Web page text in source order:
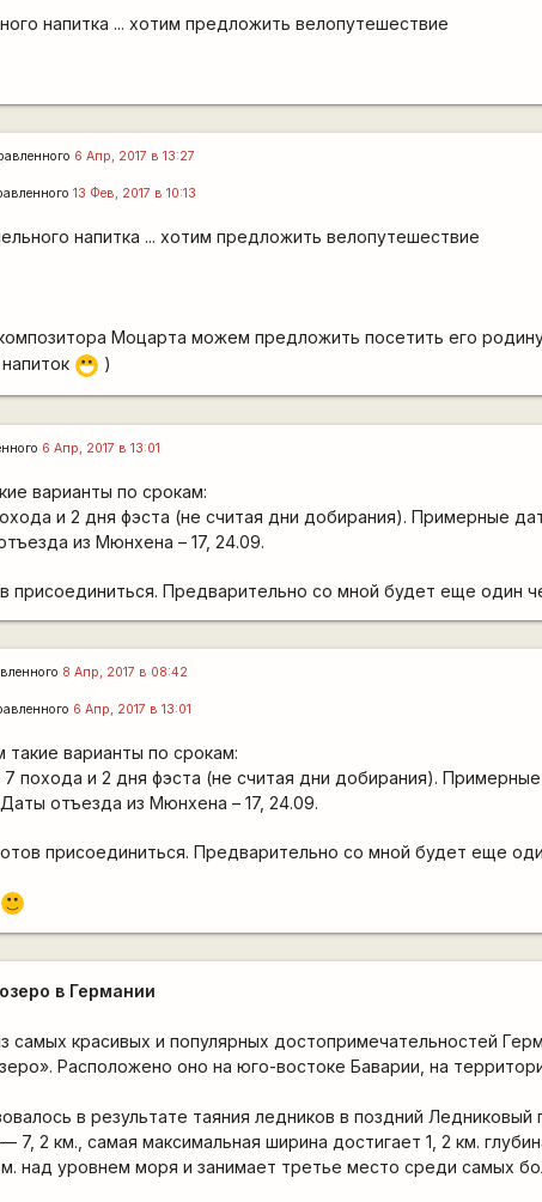
напитка ... хотим предложить велопутешествие
6 Апр, 2017 в 13:27
13 Фев, 2017 в 10:13
напитка ... хотим предложить велопутешествие
Моцарта можем предложить посетить его
:D )
6 Апр, 2017 в 13:01
варианты по срокам:
и 2 дня фэста (не считая дни добирания). Примерные
из Мюнхена – 17, 24.09.
присоединиться. Предварительно со мной будет еще один
8 Апр, 2017 в 08:42
6 Апр, 2017 в 13:01
варианты по срокам:
7 похода и 2 дня фэста (не считая дни добирания).
отъезда из Мюнхена – 17, 24.09.
присоединиться. Предварительно со мной будет еще
:)
в Германии
самых красивых и популярных достопримечательностей
Расположено оно на юго-востоке Баварии, на
в результате таяния ледников в поздний Ледниковый
2 км., самая максимальная ширина достигает 1, 2 км.
над уровнем моря и занимает третье место среди самых